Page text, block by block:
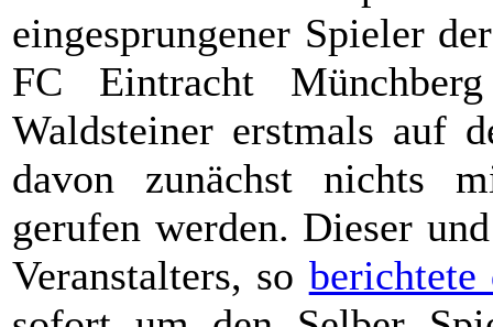
eingesprungener Spieler
FC Eintracht
Waldsteiner erstmals auf
davon zunächst nichts
gerufen werden. Dieser
Veranstalters, so berichtete